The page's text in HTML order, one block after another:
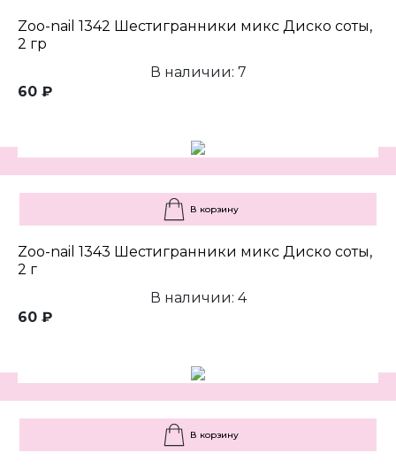
Zoo-nail 1342 Шестигранники микс Диско соты,
2 гр
В наличии: 7
60 ₽
В корзину
Zoo-nail 1343 Шестигранники микс Диско соты,
2 г
В наличии: 4
60 ₽
В корзину